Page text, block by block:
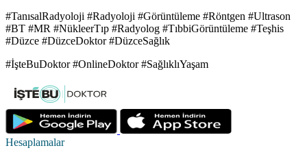
#TanısalRadyoloji #Radyoloji #Görüntüleme #Röntgen #Ultrason
#BT #MR #NükleerTıp #Radyolog #TıbbiGörüntüleme #Teşhis
#Düzce #DüzceDoktor #DüzceSağlık
#İşteBuDoktor #OnlineDoktor #SağlıklıYaşam
Hesaplamalar